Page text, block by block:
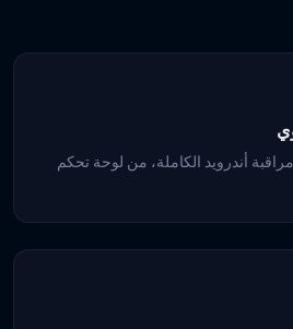
أندرويد الكاملة، من لوحة تحكم